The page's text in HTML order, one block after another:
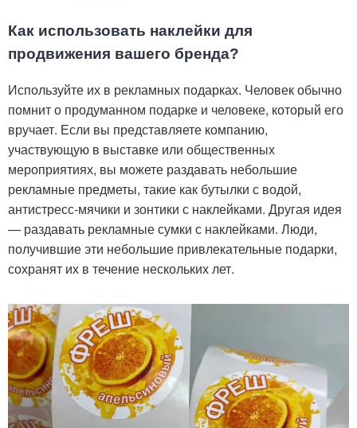
Как использовать наклейки для
продвижения вашего бренда?
Используйте их в рекламных подарках. Человек обычно
помнит о продуманном подарке и человеке, который его
вручает. Если вы представляете компанию,
участвующую в выставке или общественных
мероприятиях, вы можете раздавать небольшие
рекламные предметы, такие как бутылки с водой,
антистресс-мячики и зонтики с наклейками. Другая идея
— раздавать рекламные сумки с наклейками. Люди,
получившие эти небольшие привлекательные подарки,
сохранят их в течение нескольких лет.